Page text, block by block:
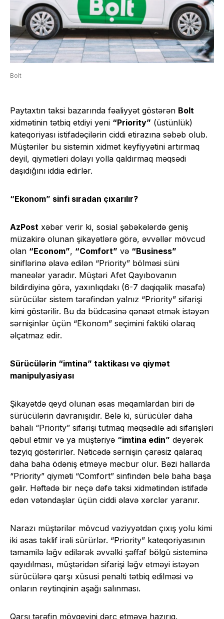
Bolt
Paytaxtın taksi bazarında fəaliyyət göstərən Bolt
xidmətinin tətbiq etdiyi yeni “Priority” (üstünlük)
kateqoriyası istifadəçilərin ciddi etirazına səbəb olub.
Müştərilər bu sistemin xidmət keyfiyyətini artırmaq
deyil, qiymətləri dolayı yolla qaldırmaq məqsədi
daşıdığını iddia edirlər.
“Ekonom” sinfi sıradan çıxarılır?
AzPost xəbər verir ki, sosial şəbəkələrdə geniş
müzakirə olunan şikayətlərə görə, əvvəllər mövcud
olan “Econom”, “Comfort” və “Business”
siniflərinə əlavə edilən “Priority” bölməsi süni
maneələr yaradır. Müştəri Afet Qayıbovanın
bildirdiyinə görə, yaxınlıqdakı (6-7 dəqiqəlik məsafə)
sürücülər sistem tərəfindən yalnız “Priority” sifarişi
kimi göstərilir. Bu da büdcəsinə qənaət etmək istəyən
sərnişinlər üçün “Ekonom” seçimini faktiki olaraq
əlçatmaz edir.
Sürücülərin “imtina” taktikası və qiymət
manipulyasiyası
Şikayətdə qeyd olunan əsas məqamlardan biri də
sürücülərin davranışıdır. Belə ki, sürücülər daha
bahalı “Priority” sifarişi tutmaq məqsədilə adi sifarişləri
qəbul etmir və ya müştəriyə “imtina edin” deyərək
təzyiq göstərirlər. Nəticədə sərnişin çarəsiz qalaraq
daha baha ödəniş etməyə məcbur olur. Bəzi hallarda
“Priority” qiyməti “Comfort” sinfindən belə baha başa
gəlir. Həftədə bir neçə dəfə taksi xidmətindən istifadə
edən vətəndaşlar üçün ciddi əlavə xərclər yaranır.
Narazı müştərilər mövcud vəziyyətdən çıxış yolu kimi
iki əsas təklif irəli sürürlər. “Priority” kateqoriyasının
tamamilə ləğv edilərək əvvəlki şəffaf bölgü sisteminə
qayıdılması, müştəridən sifarişi ləğv etməyi istəyən
sürücülərə qarşı xüsusi penalti tətbiq edilməsi və
onların reytinqinin aşağı salınması.
Qarşı tərəfin mövqeyini dərc etməyə hazırıq.